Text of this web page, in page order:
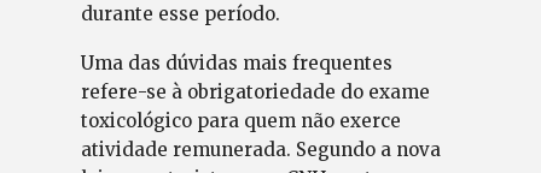
durante esse período.
Uma das dúvidas mais frequentes
refere-se à obrigatoriedade do exame
toxicológico para quem não exerce
atividade remunerada. Segundo a nova